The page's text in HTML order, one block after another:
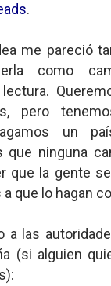
.
me pareció
como
pero
un
que ninguna
que la gente
que lo hagan
a las
(si alguien